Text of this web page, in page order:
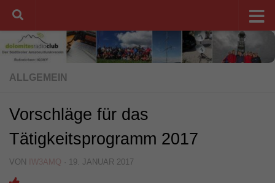
Unter dem Inhalt
ALLGEMEIN
Vorschläge für das
Tätigkeitsprogramm 2017
VON IW3AMQ · 19. JANUAR 2017